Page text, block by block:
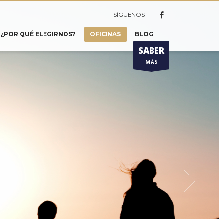
SÍGUENOS
¿POR QUÉ ELEGIRNOS? OFICINAS BLOG
SABER
MÁS